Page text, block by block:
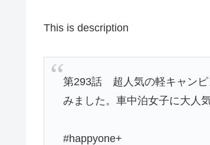
This is description
第293話 超人気の軽キャンピ
みました。車中泊女子に大人
#happyone+